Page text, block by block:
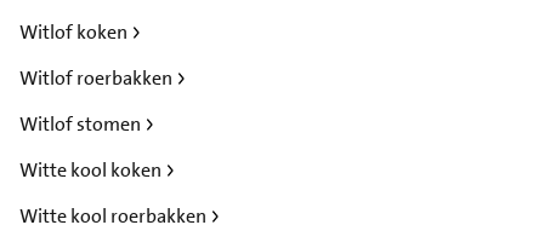
Witlof koken
Witlof roerbakken
Witlof stomen
Witte kool koken
Witte kool roerbakken